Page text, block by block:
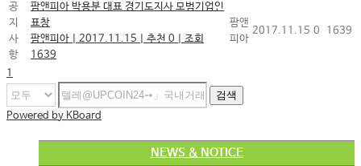
공
지
사
항
팜앤피아 박용분 대표 경기도지사 모범기업인
표창
팜앤피아
2017.11.15 추천 0
조회
1639
팜앤
피아
2017.11.15 0 1639
1
검색
Powered by KBoard
NEWS & NOTICE